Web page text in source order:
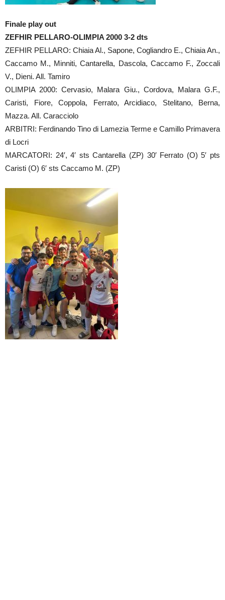
Finale play out
ZEFHIR PELLARO-OLIMPIA 2000 3-2 dts
ZEFHIR PELLARO: Chiaia Al., Sapone, Cogliandro E., Chiaia An.,
Caccamo M., Minniti, Cantarella, Dascola, Caccamo F., Zoccali
V., Dieni. All. Tamiro
OLIMPIA 2000: Cervasio, Malara Giu., Cordova, Malara G.F.,
Caristi, Fiore, Coppola, Ferrato, Arcidiaco, Stelitano, Berna,
Mazza. All. Caracciolo
ARBITRI: Ferdinando Tino di Lamezia Terme e Camillo Primavera
di Locri
MARCATORI: 24′, 4′ sts Cantarella (ZP) 30′ Ferrato (O) 5′ pts
Caristi (O) 6′ sts Caccamo M. (ZP)